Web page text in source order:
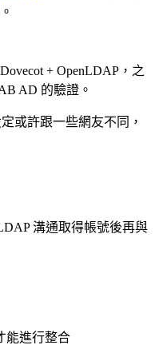
+ OpenLDAP，之
AD 的驗證。
或許跟一些網友不同，
溝通取得帳號後再與
能進行整合